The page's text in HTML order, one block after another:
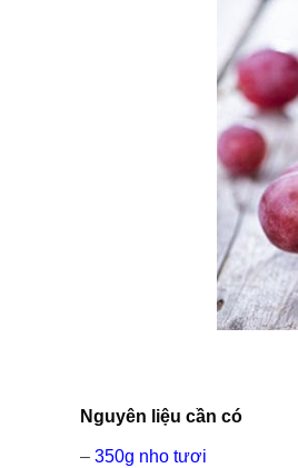
Nguyên liệu cần có
– 350g nho tươi